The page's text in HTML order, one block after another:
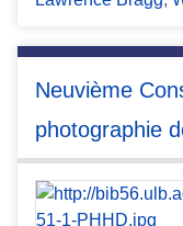
Neuvième
photographie